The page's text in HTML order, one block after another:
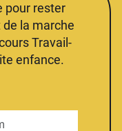
pour rester
la marche
Travail-
enfance.